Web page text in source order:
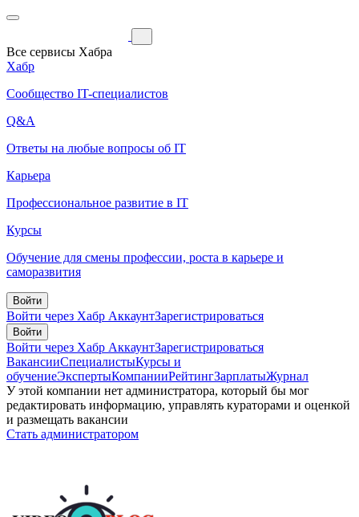
Все сервисы Хабра
Хабр
Сообщество IT-специалистов
Q&A
Ответы на любые вопросы об IT
Карьера
Профессиональное развитие в IT
Курсы
Обучение для смены профессии, роста в карьере и
саморазвития
Войти
Войти через Хабр АккаунтЗарегистрироваться
Войти
Войти через Хабр АккаунтЗарегистрироваться
ВакансииСпециалистыКурсы и
обучениеЭкспертыКомпанииРейтингЗарплатыЖурнал
У этой компании нет администратора, который бы мог
редактировать информацию, управлять кураторами и оценкой
и размещать вакансии
Стать администратором